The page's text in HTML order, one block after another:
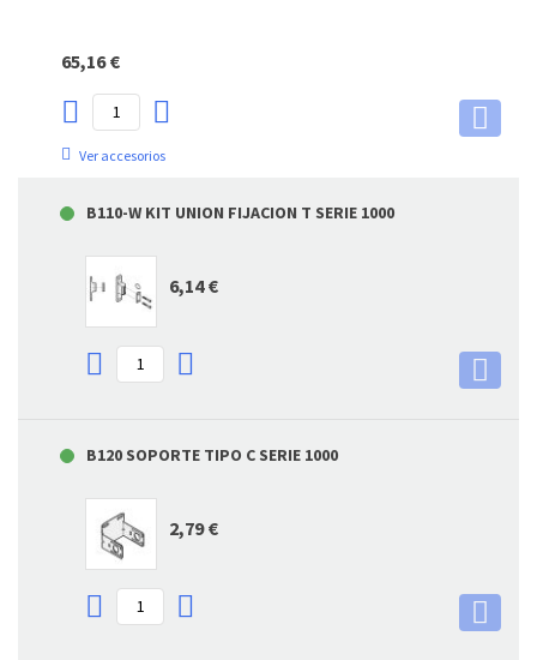
65,16 €
Ver accesorios
B110-W KIT UNION FIJACION T SERIE 1000
6,14 €
B120 SOPORTE TIPO C SERIE 1000
2,79 €